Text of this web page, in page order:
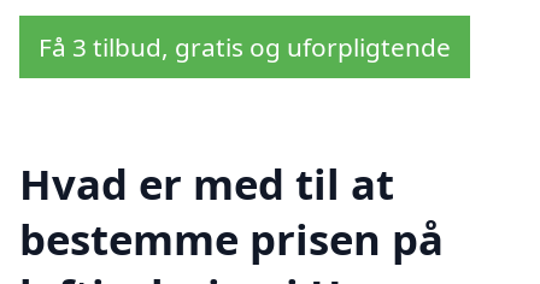
Få 3 tilbud, gratis og uforpligtende
Hvad er med til at
bestemme prisen på